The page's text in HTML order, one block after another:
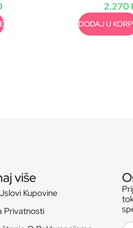
2.270
DODAJ U
više
Kupovine
Privatnosti